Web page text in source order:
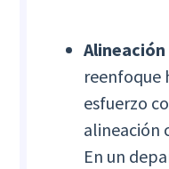
reenfoque
esfuerzo
alineación
En un